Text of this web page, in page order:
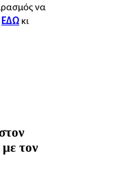
να
ΕΔΩ κι
τον